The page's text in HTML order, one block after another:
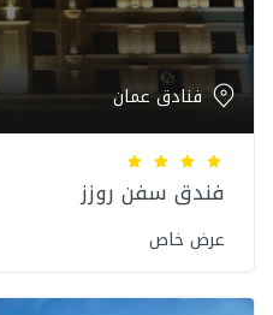
فنادق عمان
فندق سفن روزز
عرض خاص